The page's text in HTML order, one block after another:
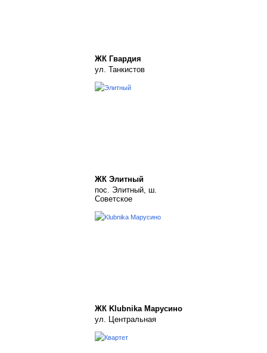
ЖК Гвардия
ул. Танкистов
ЖК Элитный
пос. Элитный, ш.
Советское
ЖК Klubnika Марусино
ул. Центральная